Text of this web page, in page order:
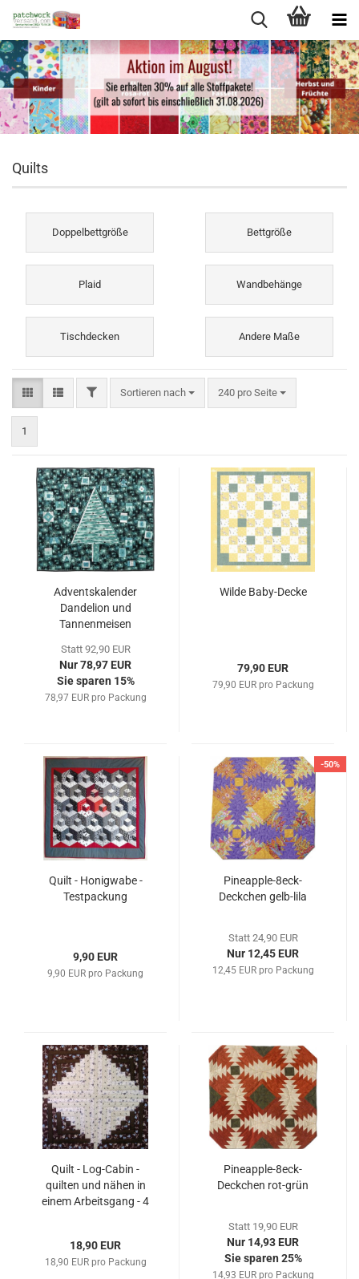
Quilts
Doppelbettgröße Bettgröße
Plaid Wandbehänge
Tischdecken Andere Maße
FILTERSortieren nach
Sortieren nach 240 pro Seite
pro Seite
1
Adventskalender
Dandelion und
Tannenmeisen
Statt 92,90 EUR
Nur 78,97 EUR
Sie sparen 15%
78,97 EUR pro Packung
Wilde Baby-Decke
79,90 EUR
79,90 EUR pro Packung
Quilt - Honigwabe -
Testpackung
9,90 EUR
9,90 EUR pro Packung
-50%
Pineapple-8eck-
Deckchen gelb-lila
Statt 24,90 EUR
Nur 12,45 EUR
12,45 EUR pro Packung
Quilt - Log-Cabin -
quilten und nähen in
einem Arbeitsgang - 4
18,90 EUR
18,90 EUR pro Packung
Pineapple-8eck-
Deckchen rot-grün
Statt 19,90 EUR
Nur 14,93 EUR
Sie sparen 25%
14,93 EUR pro Packung